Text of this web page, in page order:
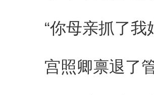
“你母亲抓了我
宫照卿禀退了管